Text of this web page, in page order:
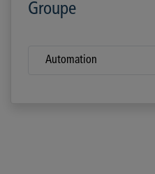
Groupe
Automation